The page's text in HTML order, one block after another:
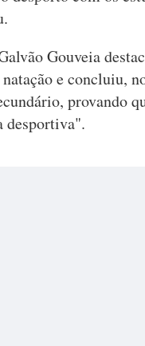
Gouveia
e concluiu,
provando
desportiva".